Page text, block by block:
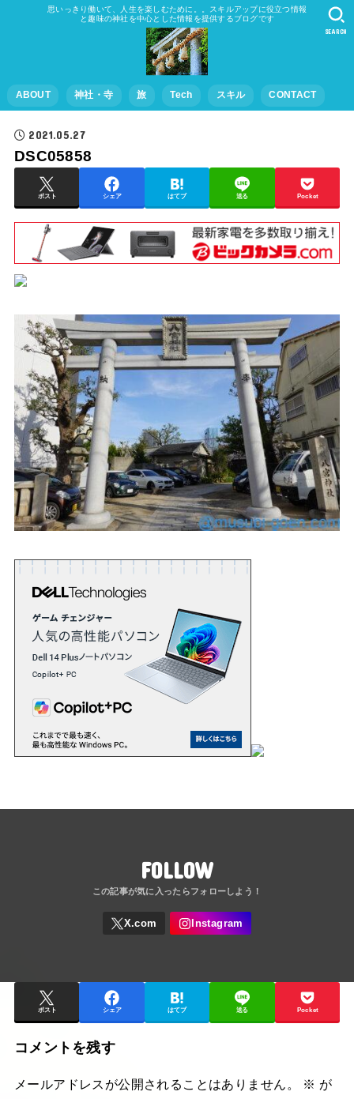
思いっきり働いて、人生を楽しむために。。スキルアップに役立つ情報
と趣味の神社を中心とした情報を提供するブログです
ABOUT 神社・寺 旅 Tech スキル CONTACT
SEARCH
2021.05.27
DSC05858
ポスト シェア はてブ 送る Pocket
FOLLOW
ポスト シェア はてブ 送る Pocket
コメントを残す
メールアドレスが公開されることはありません。 ※ が